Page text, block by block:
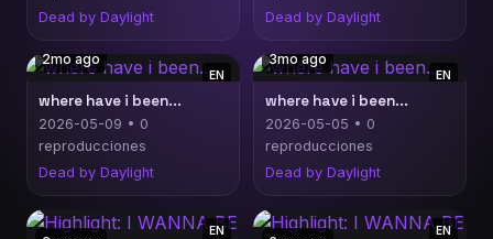
Dead by Daylight
Dead by Daylight
2mo ago
EN
where have i been...
2026-05-09 • 0
reproducciones
Dead by Daylight
3mo ago
EN
where have i been...
2026-05-05 • 0
reproducciones
Dead by Daylight
EN EN